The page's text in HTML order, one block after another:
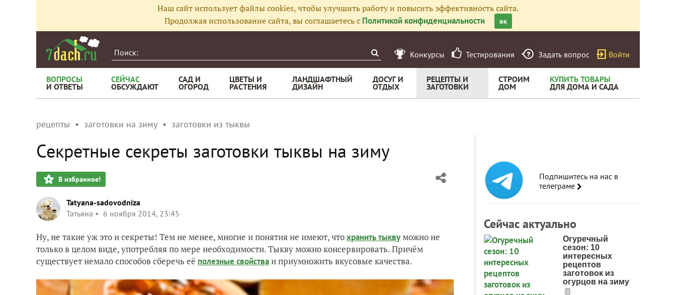
Наш сайт использует файлы cookies, чтобы улучшить работу и повысить эффективность сайта.
Продолжая использование сайта, вы соглашаетесь с Политикой конфиденциальности ок
Конкурсы Тестирования Задать вопрос Войти
ВОПРОСЫ
И ОТВЕТЫ
СЕЙЧАС
ОБСУЖДАЮТ
САД И
ОГОРОД
ЦВЕТЫ И
РАСТЕНИЯ
ЛАНДШАФТНЫЙ
ДИЗАЙН
ДОСУГ И
ОТДЫХ
РЕЦЕПТЫ И
ЗАГОТОВКИ
СТРОИМ
ДОМ
КУПИТЬ ТОВАРЫ
ДЛЯ ДОМА И САДА
рецепты заготовки на зиму заготовки из тыквы
Секретные секреты заготовки тыквы на зиму
В избранное!
Tatyana-sadovodniza
Татьяна
6 ноября 2014, 23:45
Ну, не такие уж это и секреты! Тем не менее, многие и понятия не имеют, чтохранить тыквуможно не
только в целом виде, употребляя по мере необходимости. Тыкву можно консервировать. Причём
существует немало способов сберечь её полезные свойстваи приумножить вкусовые качества.
Подпишитесь на нас в
телеграме
Сейчас актуально
Огуречный
сезон: 10
интересных
рецептов
заготовок из
огурцов на зиму
4